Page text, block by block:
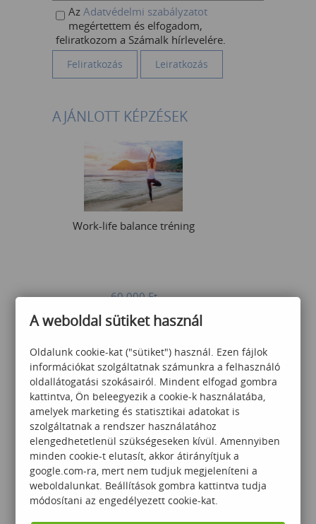
Az Adatvédelmi szabályzatot
megértettem és elfogadom,
feliratkozom a Számalk hírlevelére.
AJÁNLOTT KÉPZÉSEK
Work-life balance tréning
60 000Ft
TA a munkahelyen –
felelősségvállalás és
önállóság erősítése a
Tranzakcióanalízis
segítésével
120 000Ft
A weboldal sütiket használ
Oldalunk cookie-kat ("sütiket") használ. Ezen fájlok
információkat szolgáltatnak számunkra a felhasználó
oldallátogatási szokásairól. Mindent elfogad gombra
kattintva, Ön beleegyezik a cookie-k használatába,
amelyek marketing és statisztikai adatokat is
szolgáltatnak a rendszer használatához
elengedhetetlenül szükségeseken kívül. Amennyiben
minden cookie-t elutasít, akkor átirányítjuk a
google.com-ra, mert nem tudjuk megjeleníteni a
weboldalunkat. Beállítások gombra kattintva tudja
módosítani az engedélyezett cookie-kat.